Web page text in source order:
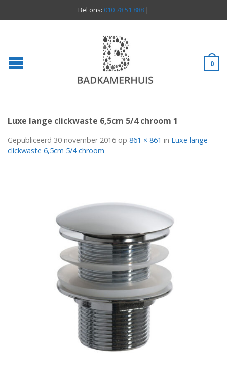
Bel ons: 010 78 51 888 |
0
Luxe lange clickwaste 6,5cm 5/4 chroom 1
Gepubliceerd 30 november 2016 op 861 × 861 in Luxe lange
clickwaste 6,5cm 5/4 chroom